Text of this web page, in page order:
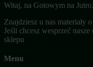
Witaj, na Gotowym na Jutro.
Znajdziesz u nas materiały
Jeśli chcesz wesprzeć
sklepu
Menu